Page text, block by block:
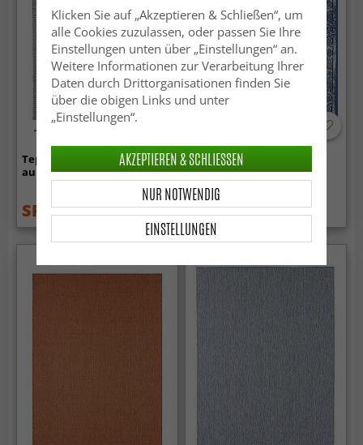
-50%
Teppich für innen und
außen - Tromsø (braun)
SFr. 17.99 SFr. 35.99
Teppich für innen und
außen - Brussels Weave
(blau)
SFr. 115.99
Klicken Sie auf „Akzeptieren & Schließen“, um
alle Cookies zuzulassen, oder passen Sie Ihre
Einstellungen unten über „Einstellungen“ an.
Weitere Informationen zur Verarbeitung Ihrer
Daten durch Drittorganisationen finden Sie
über die obigen Links und unter
„Einstellungen“.
EINSTELLUNGEN
NUR NOTWENDIG
AKZEPTIEREN & SCHLIESSEN